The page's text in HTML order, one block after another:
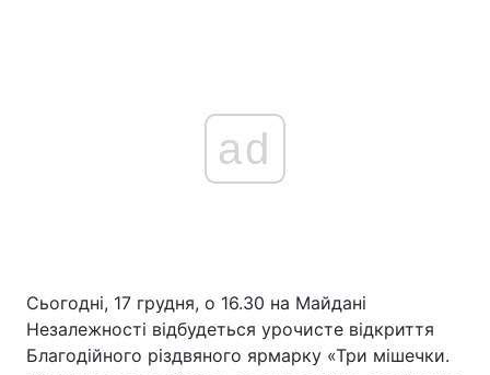
ad
Сьогодні, 17 грудня, о 16.30 на Майдані
Незалежності відбудеться урочисте відкриття
Благодійного різдвяного ярмарку «Три мішечки.